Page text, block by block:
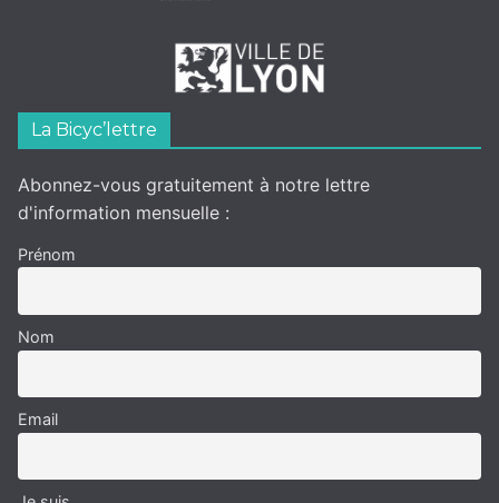
La Bicyc’lettre
Abonnez-vous gratuitement à notre lettre
d'information mensuelle :
Prénom
Nom
Email